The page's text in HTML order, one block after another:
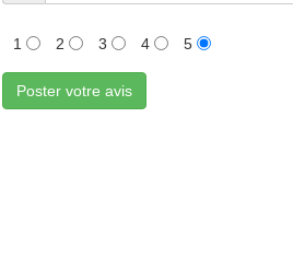
1 2 3 4 5
Poster votre avis